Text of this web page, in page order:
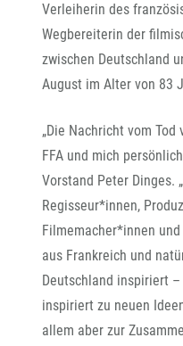
Verleiherin des
Wegbereiterin der
zwischen Deutschland
August im Alter von 83
„Die Nachricht vom
FFA und mich
Vorstand Peter Dinges.
Regisseur*innen,
Filmemacher*innen
aus Frankreich und
Deutschland inspiriert
inspiriert zu neuen
allem aber zur